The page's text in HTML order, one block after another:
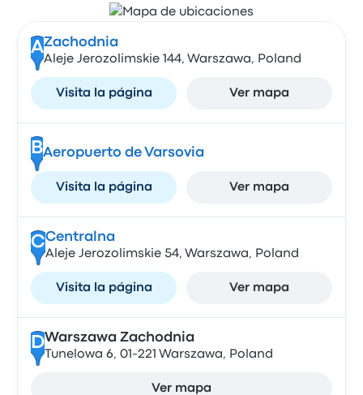
AZachodnia
Aleje Jerozolimskie 144, Warszawa, Poland
Visita la página Ver mapa
BAeropuerto de Varsovia
Visita la página Ver mapa
CCentralna
Aleje Jerozolimskie 54, Warszawa, Poland
Visita la página Ver mapa
DWarszawa Zachodnia
Tunelowa 6, 01-221 Warszawa, Poland
Ver mapa